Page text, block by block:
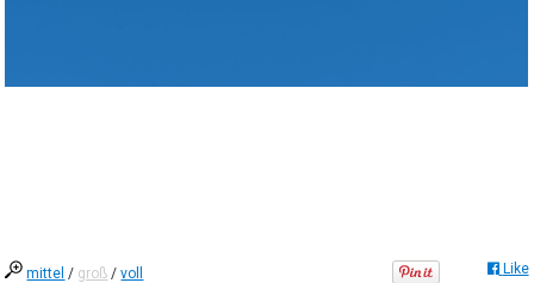
mittel / groß /voll Like